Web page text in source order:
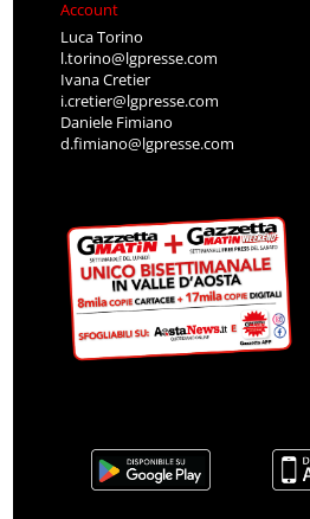
Account
Luca Torino
l.torino@lgpresse.com
Ivana Cretier
i.cretier@lgpresse.com
Daniele Fimiano
d.fimiano@lgpresse.com